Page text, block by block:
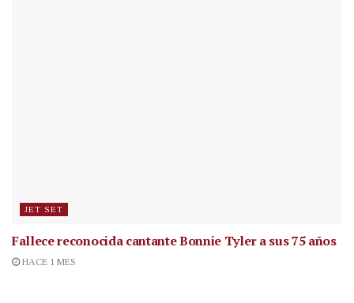
JET SET
Fallece reconocida cantanteBonnie Tyler a sus 75 años
HACE 1 MES